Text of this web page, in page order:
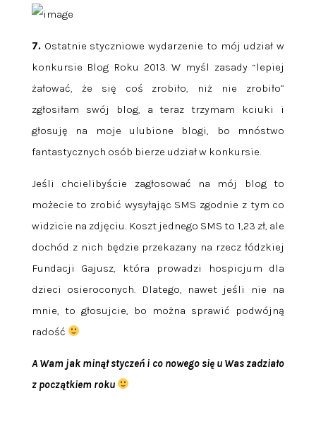
7.Ostatnie styczniowe wydarzenie to mój udział w
konkursie Blog Roku 2013. W myśl zasady “lepiej
żałować, że się coś zrobiło, niż nie zrobiło”
zgłosiłam swój blog, a teraz trzymam kciuki i
głosuję na moje ulubione blogi, bo mnóstwo
fantastycznych osób bierze udział w konkursie.
Jeśli chcielibyście zagłosować na mój blog to
możecie to zrobić wysyłając SMS zgodnie z tym co
widzicie na zdjęciu. Koszt jednego SMS to 1,23 zł, ale
dochód z nich będzie przekazany na rzecz łódzkiej
Fundacji Gajusz, która prowadzi hospicjum dla
dzieci osieroconych. Dlatego, nawet jeśli nie na
mnie, to głosujcie, bo można sprawić podwójną
radość
A Wam jak minął styczeń i co nowego się u Was zadziało
z początkiem roku